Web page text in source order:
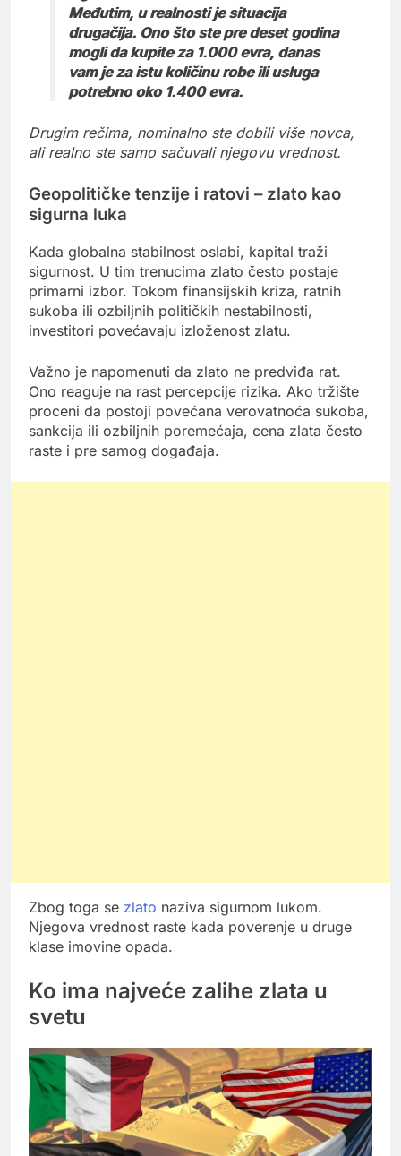
Međutim, u realnosti je situacija
drugačija. Ono što ste pre deset godina
mogli da kupite za 1.000 evra, danas
vam je za istu količinu robe ili usluga
potrebno oko 1.400 evra.
Drugim rečima, nominalno ste dobili više novca,
ali realno ste samo sačuvali njegovu vrednost.
Geopolitičke tenzije i ratovi – zlato kao
sigurna luka
Kada globalna stabilnost oslabi, kapital traži
sigurnost. U tim trenucima zlato često postaje
primarni izbor. Tokom finansijskih kriza, ratnih
sukoba ili ozbiljnih političkih nestabilnosti,
investitori povećavaju izloženost zlatu.
Važno je napomenuti da zlato ne predviđa rat.
Ono reaguje na rast percepcije rizika. Ako tržište
proceni da postoji povećana verovatnoća sukoba,
sankcija ili ozbiljnih poremećaja, cena zlata često
raste i pre samog događaja.
Zbog toga se zlato naziva sigurnom lukom.
Njegova vrednost raste kada poverenje u druge
klase imovine opada.
Ko ima najveće zalihe zlata u
svetu